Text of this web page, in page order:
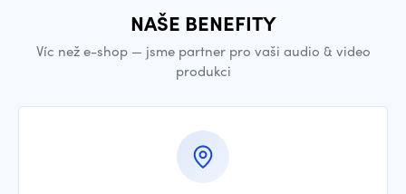
NAŠE BENEFITY
Víc než e-shop — jsme partner pro vaši audio & video
produkci